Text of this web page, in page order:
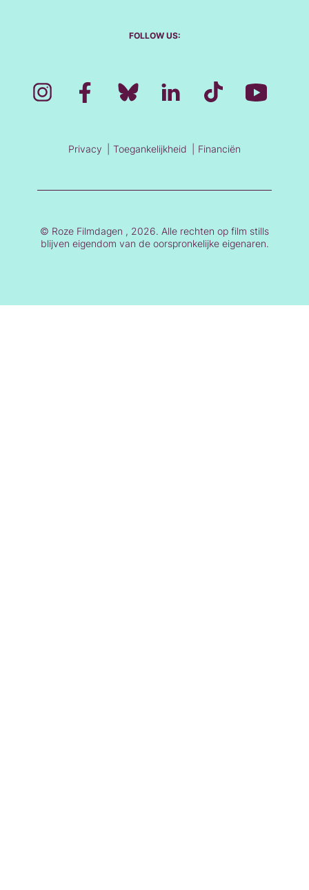
FOLLOW US:
Privacy Toegankelijkheid Financiën
© Roze Filmdagen , 2026. Alle rechten op film stills
blijven eigendom van de oorspronkelijke eigenaren.